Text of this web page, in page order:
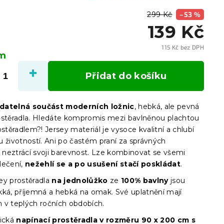
299 Kč –53 %
139 Kč
115 Kč bez DPH
cena:
Přidat do košíku
součást moderních ložnic, hebká, ale pevná
Hledáte kompromis mezi bavlněnou plachtou
Jersey materiál je vysoce kvalitní a chlubí
životností. Ani po častém praní za správných
svoji barevnost. Lze kombinovat se všemi
nežehlí se a po usušení stačí poskládat.
prostěradla na jednolůžko ze 100% bavlnyjsou
příjemná a hebká na omak. Své uplatnění mají
v teplých ročních obdobích.
napínací prostěradla v rozměru 90 x 200 cm s